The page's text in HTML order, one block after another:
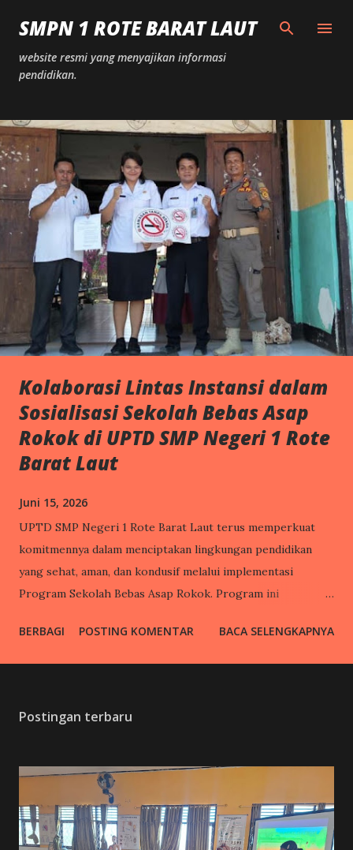
Langsung ke konten utama
SMPN 1 ROTE BARAT LAUT
website resmi yang menyajikan informasi
pendidikan.
P
o
s
t
i
n
Kolaborasi Lintas Instansi dalam
Sosialisasi Sekolah Bebas Asap
Rokok di UPTD SMP Negeri 1 Rote
Barat Laut
Juni 15, 2026
UPTD SMP Negeri 1 Rote Barat Laut terus memperkuat
komitmennya dalam menciptakan lingkungan pendidikan
yang sehat, aman, dan kondusif melalui implementasi
Program Sekolah Bebas Asap Rokok. Program ini
peningkatan kualitas kesehatan warga sekolah sekaligus
implementasi Sekolah Bebas Asap Rokok yang dilaksanakan
Kabupaten Rote Ndao, Dinas Pendidikan Kabupaten Rote
Ndao, dan Satuan Polisi Pamong Praja Kabupaten Rote
Ndao. Kegiatan ini bertujuan meningkatkan pemahaman
seluruh warga sekolah mengenai pentingnya menciptakan
BERBAGI POSTING KOMENTAR BACA SELENGKAPNYA
Postingan terbaru